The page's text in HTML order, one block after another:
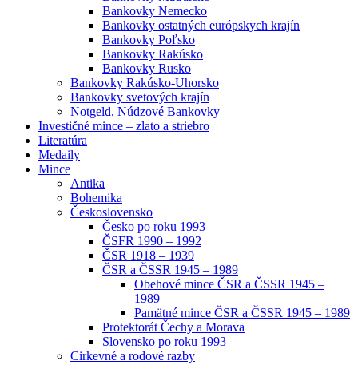
Bankovky Nemecko
Bankovky ostatných európskych krajín
Bankovky Poľsko
Bankovky Rakúsko
Bankovky Rusko
Bankovky Rakúsko-Uhorsko
Bankovky svetových krajín
Notgeld, Núdzové Bankovky
Investičné mince – zlato a striebro
Literatúra
Medaily
Mince
Antika
Bohemika
Československo
Česko po roku 1993
ČSFR 1990 – 1992
ČSR 1918 – 1939
ČSR a ČSSR 1945 – 1989
Obehové mince ČSR a ČSSR 1945 –
1989
Pamätné mince ČSR a ČSSR 1945 – 1989
Protektorát Čechy a Morava
Slovensko po roku 1993
Cirkevné a rodové razby